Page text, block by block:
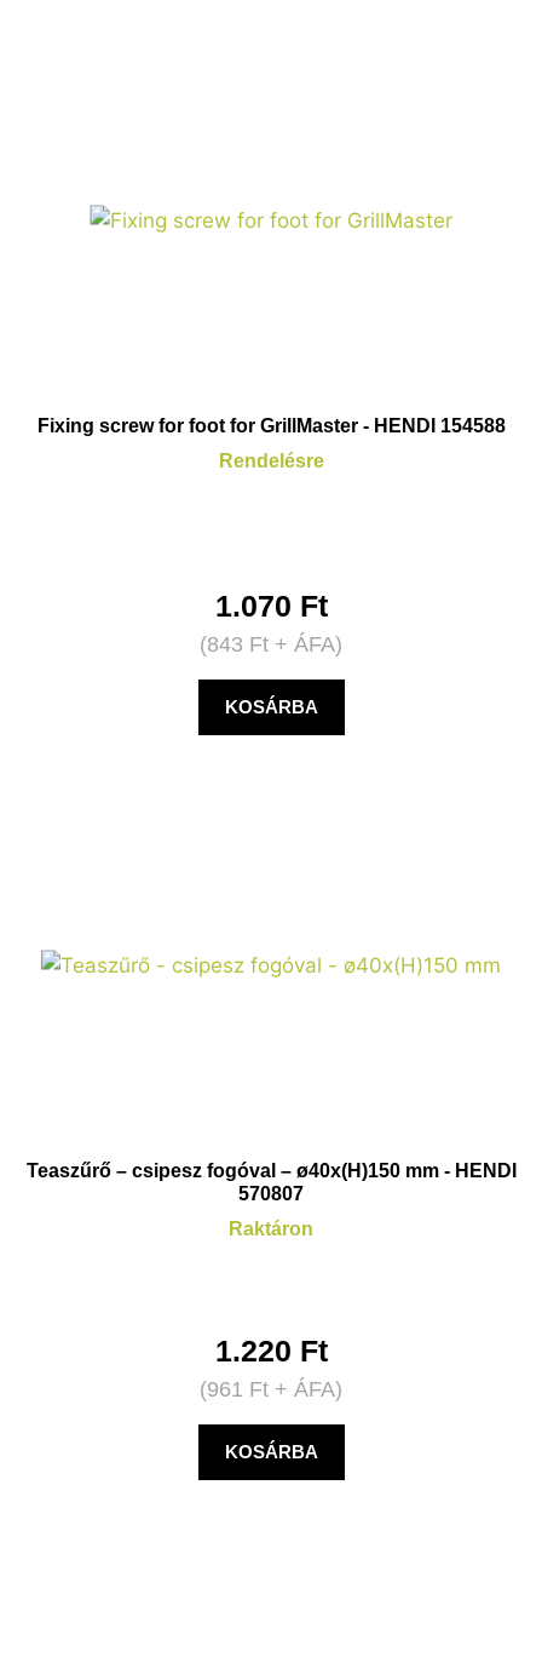
Fixing screw for foot for GrillMaster - HENDI 154588
Rendelésre
1.070 Ft
(843 Ft + ÁFA)
KOSÁRBA
Teaszűrő – csipesz fogóval – ø40x(H)150 mm - HENDI
570807
Raktáron
1.220 Ft
(961 Ft + ÁFA)
KOSÁRBA